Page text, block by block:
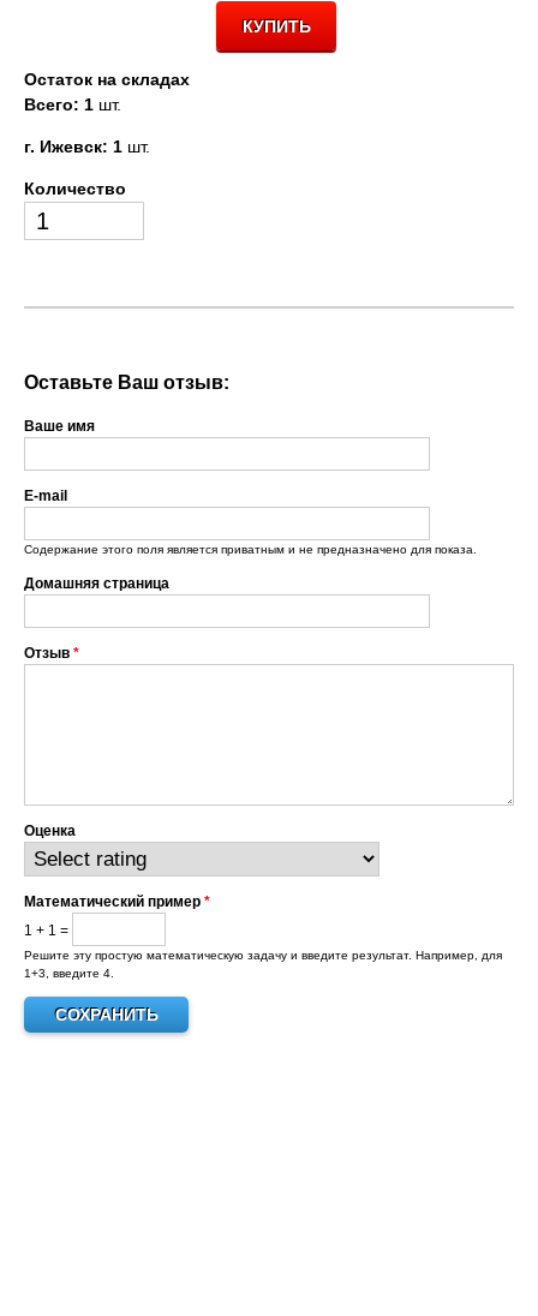
Остаток на складах
Всего: 1 шт.
г. Ижевск: 1 шт.
Количество
Оставьте Ваш отзыв:
Ваше имя
E-mail
Содержание этого поля является приватным и не предназначено для показа.
Домашняя страница
Отзыв *
Оценка
Математический пример *
1 + 1 =
Решите эту простую математическую задачу и введите результат. Например, для
1+3, введите 4.